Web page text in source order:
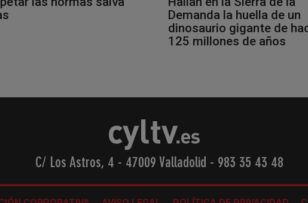
Demanda la huella de un
dinosaurio gigante de
125 millones de años
C/ Los Astros, 4 - 47009 Valladolid - 983 35 43 48